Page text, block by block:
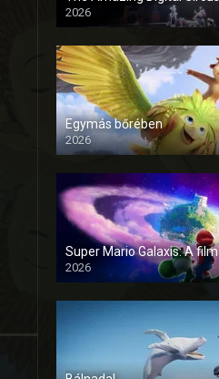
2026
Egymás bőrében
2026
Super Mario Galaxis: A film
2026